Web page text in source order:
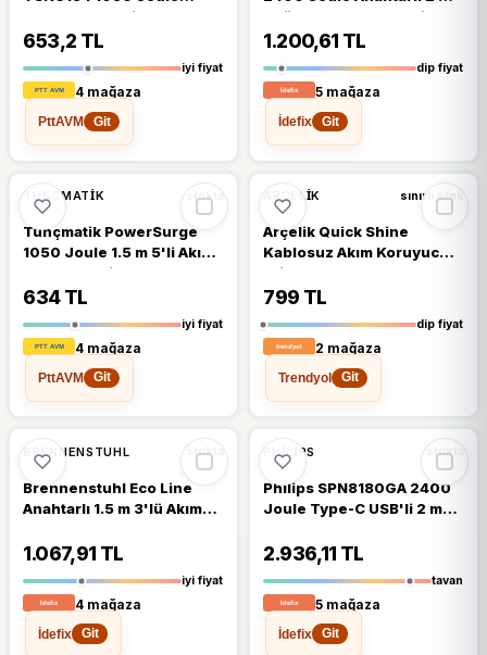
Beyaz 1.5 m 5'li Akım
Korumalı Priz
653,2 TL
iyi fiyat
4 mağaza
PttAVM
Git
4'lü Akım Korumalı Priz
1.200,61 TL
dip fiyat
5 mağaza
İdefix
Git
TUNÇMATIK stokta
Tunçmatik PowerSurge
1050 Joule 1.5 m 5'li Akım
Korumalı Priz
634 TL
iyi fiyat
4 mağaza
PttAVM
Git
ARÇELIK sınırlı stok
Arçelik Quick Shine
Kablosuz Akım Koruyucu
Priz
799 TL
dip fiyat
2 mağaza
Trendyol
Git
%11
BRENNENSTUHL stokta
Brennenstuhl Eco Line
Anahtarlı 1.5 m 3'lü Akım
1.067,91 TL
iyi fiyat
4 mağaza
İdefix
Git
PHILIPS stokta
Philips SPN8180GA 2400
Joule Type-C USB'li 2 m
2.936,11 TL
tavan
5 mağaza
İdefix
Git